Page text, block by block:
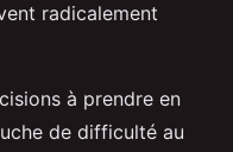
radicalement
à prendre en
de difficulté au